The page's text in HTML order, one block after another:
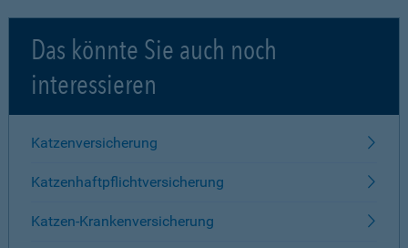
Das könnte Sie auch noch
interessieren
Katzenversicherung
Katzenhaftpflichtversicherung
Katzen-Krankenversicherung